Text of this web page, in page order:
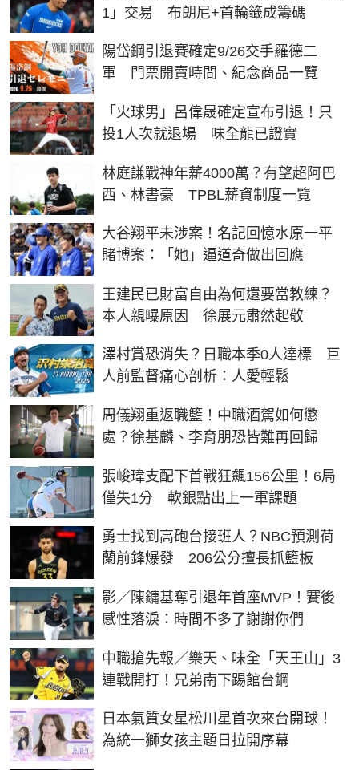
1」交易 布朗尼+首輪籤成籌碼
陽岱鋼引退賽確定9/26交手羅德二
軍 門票開賣時間、紀念商品一覽
「火球男」呂偉晟確定宣布引退！只
投1人次就退場 味全龍已證實
林庭謙戰神年薪4000萬？有望超阿巴
西、林書豪 TPBL薪資制度一覽
大谷翔平未涉案！名記回憶水原一平
賭博案：「她」逼道奇做出回應
王建民已財富自由為何還要當教練？
本人親曝原因 徐展元肅然起敬
澤村賞恐消失？日職本季0人達標 巨
人前監督痛心剖析：人愛輕鬆
周儀翔重返職籃！中職酒駕如何懲
處？徐基麟、李育朋恐皆難再回歸
張峻瑋支配下首戰狂飆156公里！6局
僅失1分 軟銀點出上一軍課題
勇士找到高砲台接班人？NBC預測荷
蘭前鋒爆發 206公分擅長抓籃板
影／陳鏞基奪引退年首座MVP！賽後
感性落淚：時間不多了謝謝你們
中職搶先報／樂天、味全「天王山」3
連戰開打！兄弟南下踢館台鋼
日本氣質女星松川星首次來台開球！
為統一獅女孩主題日拉開序幕